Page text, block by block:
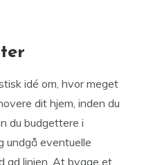
idé om, hvor meget
dit hjem, inden du
du budgettere i
undgå eventuelle
ad linjen. At bygge et